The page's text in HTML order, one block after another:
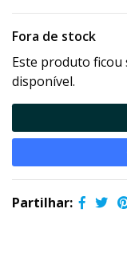
Fora de stock
Este produto ficou
disponível.
Partilhar: